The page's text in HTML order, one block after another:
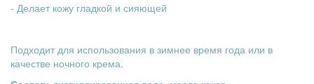
- Делает кожу гладкой и сияющей
Подходит для использования в зимнее время года или в
качестве ночного крема.